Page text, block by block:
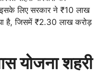
लिए सरकार ने ₹10 लाख
है, जिसमें ₹2.30 लाख करोड़
योजना शहरी